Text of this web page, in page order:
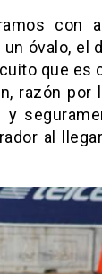
con
óvalo, el
que es
razón por
al